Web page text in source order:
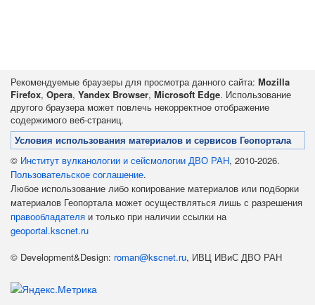
Рекомендуемые браузеры для просмотра данного сайта: Mozilla
Firefox, Opera, Yandex Browser, Microsoft Edge. Использование
другого браузера может повлечь некорректное отображение
содержимого веб-страниц.
Условия использования материалов и сервисов Геопортала
© Институт вулканологии и сейсмологии ДВО РАН, 2010-2026.
Пользовательское соглашение.
Любое использование либо копирование материалов или подборки
материалов Геопортала может осуществляться лишь с разрешения
правообладателя и только при наличии ссылки на
geoportal.kscnet.ru
© Development&Design: roman@kscnet.ru, ИВЦ ИВиС ДВО РАН